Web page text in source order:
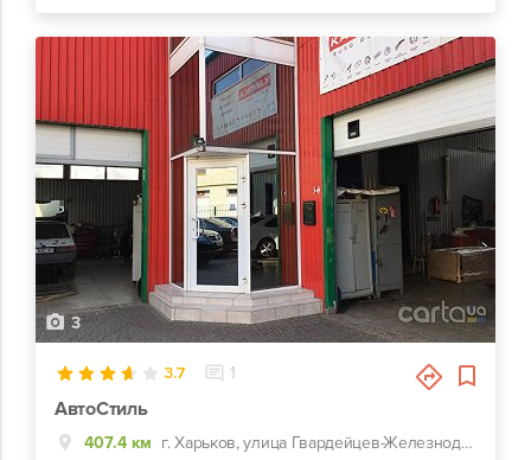
3
3.7 1
АвтоСтиль
407.4 км
г. Харьков, улица Гвардейцев-Железнодорожников, 11, Красно-зеленый комплекс СТО-Автомойка-Автомагазин. Недалеко от перекрестка Макдональдс на ЮЖД.